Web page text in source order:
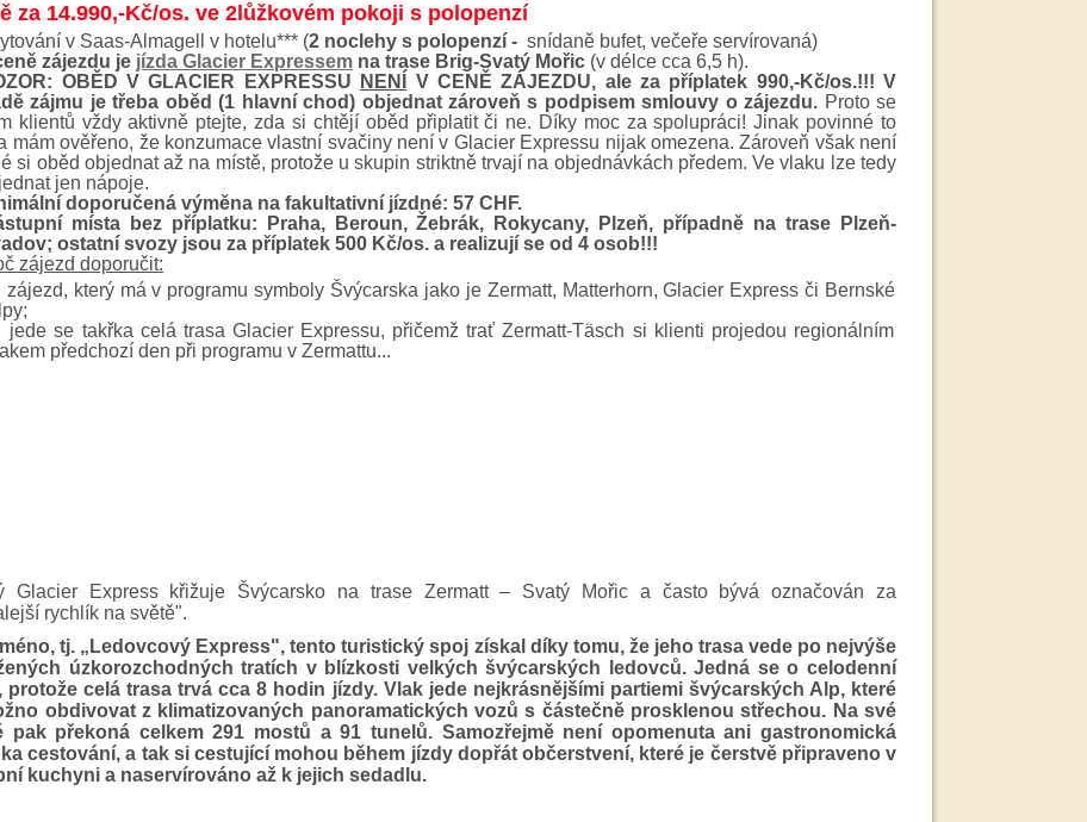
za 14.990,-Kč/os. ve 2lůžkovém pokoji s polopenzí
v Saas-Almagell v hotelu*** (2 noclehy s polopenzí - snídaně bufet, večeře servírovaná)
zájezdu je jízda Glacier Expressem na trase Brig-Svatý Mořic (v délce cca 6,5 h).
OBĚD V GLACIER EXPRESSU
NENÍ
V CENĚ ZÁJEZDU, ale za příplatek 990,-Kč/os.!!! V
zájmu je třeba oběd (1 hlavní chod) objednat zároveň s podpisem smlouvy o zájezdu. Proto se
klientů vždy aktivně ptejte, zda si chtějí oběd připlatit či ne. Díky moc za spolupráci! Jinak povinné to
mám ověřeno, že konzumace vlastní svačiny není v Glacier Expressu nijak omezena. Zároveň však není
si oběd objednat až na místě, protože u skupin striktně trvají na objednávkách předem. Ve vlaku lze tedy
jen nápoje.
doporučená výměna na fakultativní jízdné: 57 CHF.
místa bez příplatku: Praha, Beroun, Žebrák, Rokycany, Plzeň, případně na trase Plzeň-
ostatní svozy jsou za příplatek 500 Kč/os. a realizují se od 4 osob!!!
zájezd doporučit:
zájezd, který má v programu symboly Švýcarska jako je Zermatt, Matterhorn, Glacier Express či Bernské
jede se takřka celá trasa Glacier Expressu, přičemž trať Zermatt-Täsch si klienti projedou regionálním
předchozí den při programu v Zermattu...
Glacier Express křižuje Švýcarsko na trase Zermatt – Svatý Mořic a často bývá označován za
rychlík na světě".
tj. „Ledovcový Express", tento turistický spoj získal díky tomu, že jeho trasa vede po nejvýše
úzkorozchodných tratích v blízkosti velkých švýcarských ledovců. Jedná se o celodenní
protože celá trasa trvá cca 8 hodin jízdy. Vlak jede nejkrásnějšími partiemi švýcarských Alp, které
obdivovat z klimatizovaných panoramatických vozů s částečně prosklenou střechou. Na své
pak překoná celkem 291 mostů a 91 tunelů. Samozřejmě není opomenuta ani gastronomická
cestování, a tak si cestující mohou během jízdy dopřát občerstvení, které je čerstvě připraveno v
kuchyni a naservírováno až k jejich sedadlu.